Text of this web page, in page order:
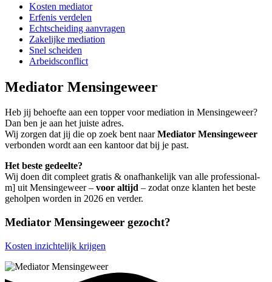
Kosten mediator
Erfenis verdelen
Echtscheiding aanvragen
Zakelijke mediation
Snel scheiden
Arbeidsconflict
Mediator Mensingeweer
Heb jij behoefte aan een topper voor mediation in Mensingeweer?
Dan ben je aan het juiste adres.
Wij zorgen dat jij die op zoek bent naarMediator Mensingeweer
verbonden wordt aan een kantoor dat bij je past.
Het beste gedeelte?
Wij doen dit compleet gratis & onafhankelijk van alle professional-
m] uit Mensingeweer – voor altijd – zodat onze klanten het beste
geholpen worden in 2026 en verder.
Mediator Mensingeweer gezocht?
Kosten inzichtelijk krijgen